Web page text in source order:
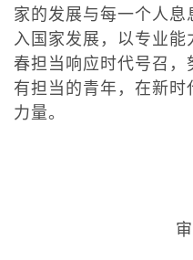
家的发展与每一个人
入国家发展，以专业
春担当响应时代号召，
有担当的青年，在新
力量。